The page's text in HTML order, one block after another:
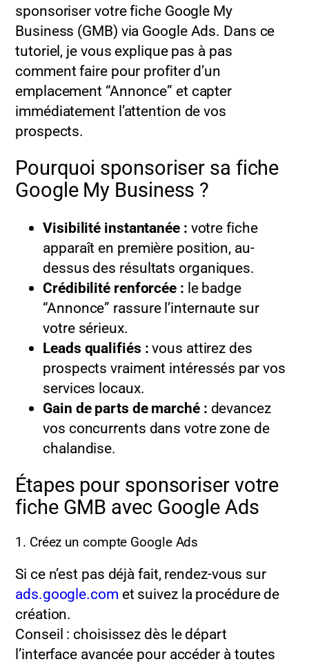
sponsoriser votre fiche Google My
Business (GMB) via Google Ads. Dans ce
tutoriel, je vous explique pas à pas
comment faire pour profiter d’un
emplacement “Annonce” et capter
immédiatement l’attention de vos
prospects.
Pourquoi sponsoriser sa fiche
Google My Business ?
Visibilité instantanée : votre fiche
apparaît en première position, au-
dessus des résultats organiques.
Crédibilité renforcée : le badge
“Annonce” rassure l’internaute sur
votre sérieux.
Leads qualifiés : vous attirez des
prospects vraiment intéressés par vos
services locaux.
Gain de parts de marché : devancez
vos concurrents dans votre zone de
chalandise.
Étapes pour sponsoriser votre
fiche GMB avec Google Ads
1. Créez un compte Google Ads
Si ce n’est pas déjà fait, rendez-vous sur
ads.google.com et suivez la procédure de
création.
Conseil : choisissez dès le départ
l’interface avancée pour accéder à toutes